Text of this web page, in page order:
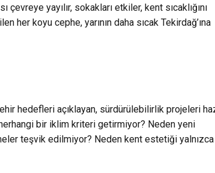
çevreye yayılır, sokakları etkiler, kent sıcaklığını
koyu cephe, yarının daha sıcak Tekirdağ’ına
hedefleri açıklayan, sürdürülebilirlik projeleri
bir iklim kriteri getirmiyor? Neden yeni
teşvik edilmiyor? Neden kent estetiği yalnızca